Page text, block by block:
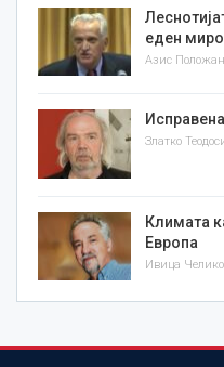
еден
Азис
Климата
Европа
Ивица